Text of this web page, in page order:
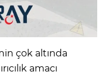
çok altında
amacı